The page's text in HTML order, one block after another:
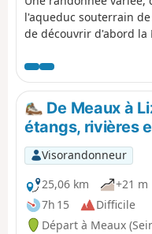
l'aqueduc souterrain
de découvrir d'abord
De Meaux à
étangs, rivières
Visorandonneur
25,06 km
+21 m
7h 15
Difficile
Départ à Meaux